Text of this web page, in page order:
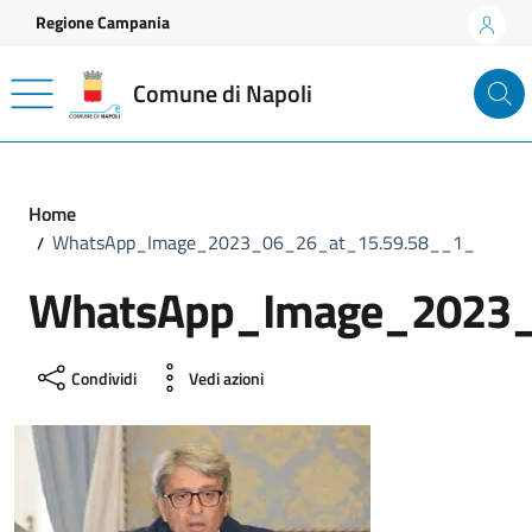
Vai ai contenuti
Vai al footer
Regione Campania
Comune di Napoli
Home
WhatsApp_Image_2023_06_26_at_15.59.58__1_
Condividi Vedi azioni